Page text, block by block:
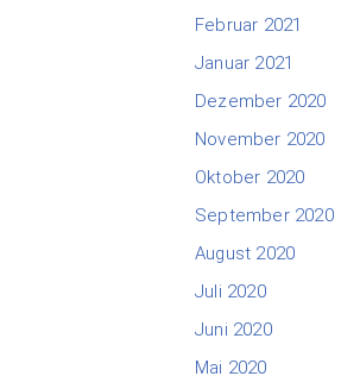
Februar 2021
Januar 2021
Dezember 2020
November 2020
Oktober 2020
September 2020
August 2020
Juli 2020
Juni 2020
Mai 2020